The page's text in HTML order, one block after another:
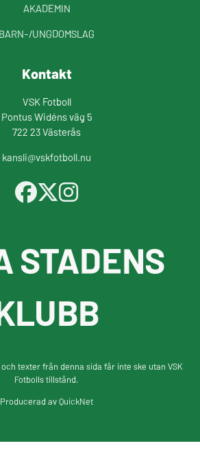
AKADEMIN
BARN-/UNGDOMSLAG
Kontakt
VSK Fotboll
Pontus Widéns väg 5
722 23 Västerås
kansli@vskfotboll.nu
STADENS
texter från denna sida får inte ske utan VSK
Fotbolls tillstånd.
Producerad avQuickNet